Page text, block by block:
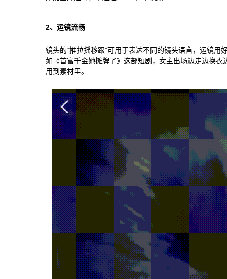
2、运镜流畅
镜头的“推拉摇移跟”可用于表达不同的镜头语言，运镜用
如《首富千金她摊牌了》这部短剧，女主出场边走边换衣
用到素材里。